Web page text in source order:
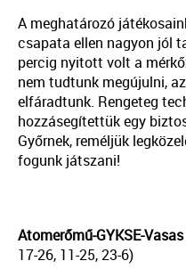
A meghatározó
csapata ellen nagyon jól
percig nyitott volt a
nem tudtunk megújulni,
elfáradtunk. Rengeteg
hozzásegítettük egy
Győrnek, reméljük
fogunk játszani!
Atomerőmű-GYKSE-
17-26, 11-25, 23-6)